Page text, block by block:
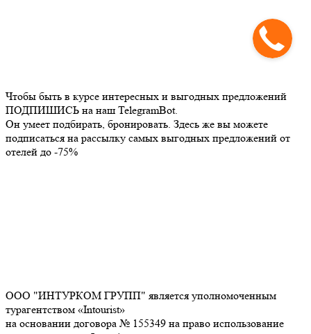
Чтобы быть в курсе интересных и выгодных предложений
ПОДПИШИСЬ на наш TelegramBot.
Он умеет подбирать, бронировать. Здесь же вы можете
подписаться на рассылку самых выгодных предложений от
отелей до -75%
ООО "ИНТУРКОМ ГРУПП" является уполномоченным
турагентством «Intourist»
на основании договора № 155349 на право использование